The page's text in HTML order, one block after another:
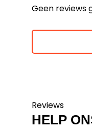
Geen reviews
Reviews
HELP